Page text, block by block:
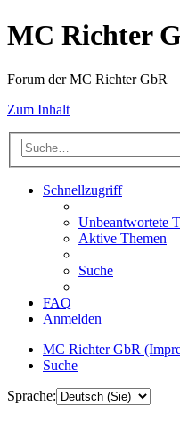
MC Richter
Forum der MC Richter GbR
Zum Inhalt
Schnellzugriff
Unbeantwortete
Aktive Themen
Suche
FAQ
Anmelden
MC Richter GbR
Suche
Sprache: